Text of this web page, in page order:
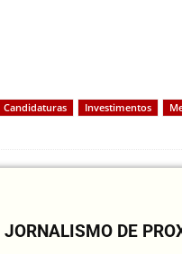
Candidaturas Investimentos
JORNALISMO DE